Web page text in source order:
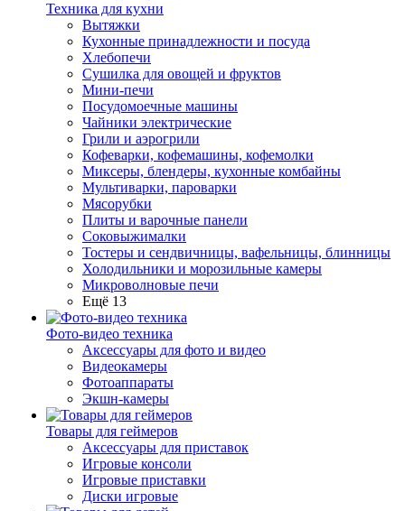
Техника для кухни
Вытяжки
Кухонные принадлежности и посуда
Хлебопечи
Сушилка для овощей и фруктов
Мини-печи
Посудомоечные машины
Чайники электрические
Грили и аэрогрили
Кофеварки, кофемашины, кофемолки
Миксеры, блендеры, кухонные комбайны
Мультиварки, пароварки
Мясорубки
Плиты и варочные панели
Соковыжималки
Тостеры и сендвичницы, вафельницы, блинницы
Холодильники и морозильные камеры
Микроволновые печи
Ещё 13
Фото-видео техника
Аксессуары для фото и видео
Видеокамеры
Фотоаппараты
Экшн-камеры
Товары для геймеров
Аксессуары для приставок
Игровые консоли
Игровые приставки
Диски игровые